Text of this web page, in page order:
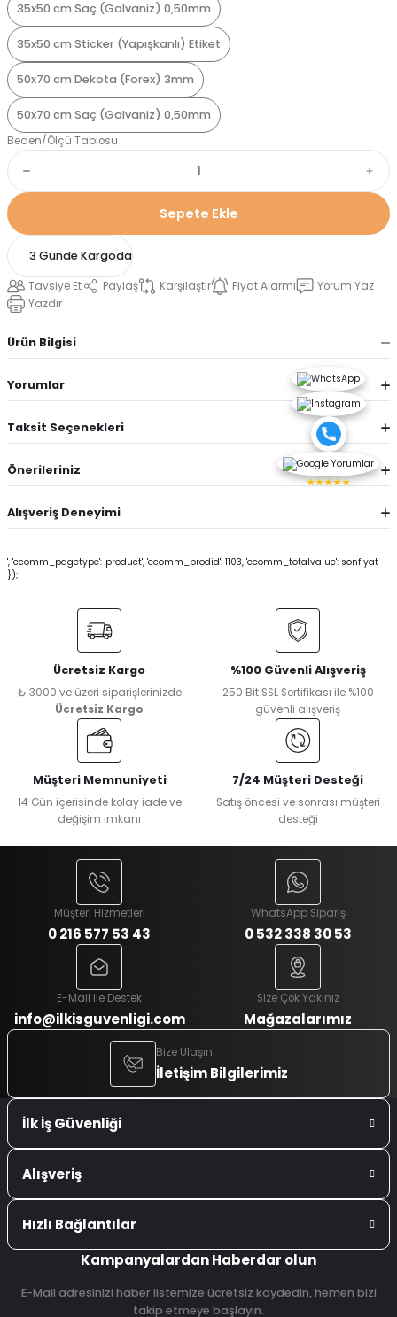
35x50 cm Saç (Galvaniz) 0,50mm
35x50 cm Sticker (Yapışkanlı) Etiket
50x70 cm Dekota (Forex) 3mm
50x70 cm Saç (Galvaniz) 0,50mm
Beden/Ölçü Tablosu
Sepete Ekle
3 Günde Kargoda
Tavsiye Et Paylaş Karşılaştır Fiyat Alarmı
Yorum Yaz
Yazdır
Ürün Bilgisi
Yorumlar
Taksit Seçenekleri
Önerileriniz
Alışveriş Deneyimi
', 'ecomm_pagetype': 'product', 'ecomm_prodid': 1103, 'ecomm_totalvalue': sonfiyat
});
Ücretsiz Kargo
₺ 3000 ve üzeri siparişlerinizde
Ücretsiz Kargo
%100 Güvenli Alışveriş
250 Bit SSL Sertifikası ile %100
güvenli alışveriş
Müşteri Memnuniyeti
14 Gün içerisinde kolay iade ve
değişim imkanı
7/24 Müşteri Desteği
Satış öncesi ve sonrası müşteri
desteği
Müşteri Hizmetleri
0 216 577 53 43
WhatsApp Sipariş
0 532 338 30 53
E-Mail ile Destek
info@ilkisguvenligi.com
Size Çok Yakınız
Mağazalarımız
Bize Ulaşın
İletişim Bilgilerimiz
İlk İş Güvenliği
Alışveriş
Hızlı Bağlantılar
★★★★★
Kampanyalardan Haberdar olun
E-Mail adresinizi haber listemize ücretsiz kaydedin, hemen bizi
takip etmeye başlayın.